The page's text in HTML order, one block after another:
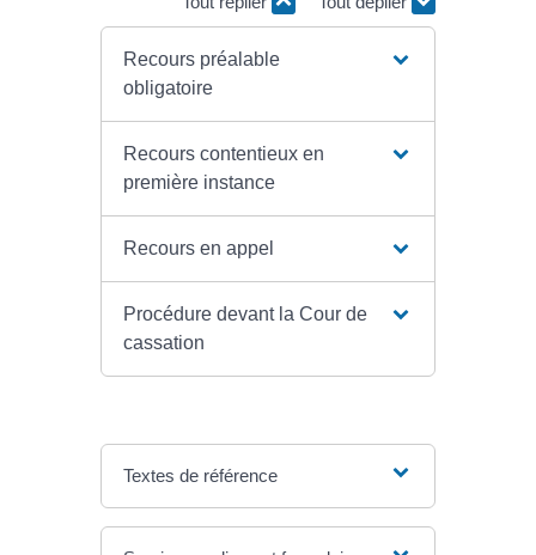
Recours préalable
obligatoire
Recours contentieux en
première instance
Recours en appel
Procédure devant la Cour de
cassation
Textes de référence